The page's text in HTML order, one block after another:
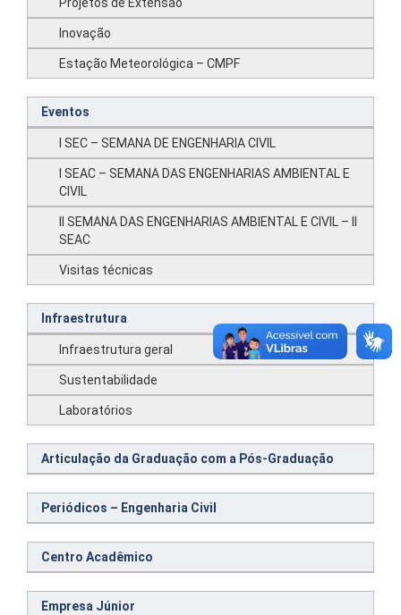
Inovação
Estação Meteorológica – CMPF
Eventos
I SEC – SEMANA DE ENGENHARIA CIVIL
I SEAC – SEMANA DAS ENGENHARIAS AMBIENTAL E
CIVIL
II SEMANA DAS ENGENHARIAS AMBIENTAL E CIVIL – II
SEAC
Visitas técnicas
Infraestrutura
Infraestrutura geral
Sustentabilidade
Laboratórios
Articulação da Graduação com a Pós-Graduação
Periódicos – Engenharia Civil
Centro Acadêmico
Empresa Júnior